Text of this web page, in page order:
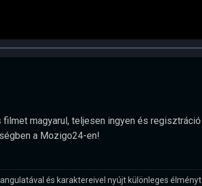
magyarul, teljesen ingyen és regisztráció
a Mozigo24-en!
és karaktereivel nyújt különleges élményt.